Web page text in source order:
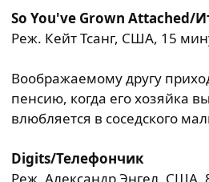
So You've Grown Attached/
Реж. Кейт Тсанг, США, 15
Воображаемому другу
пенсию, когда его хозяйка
влюбляется в соседского
Digits/Телефончик